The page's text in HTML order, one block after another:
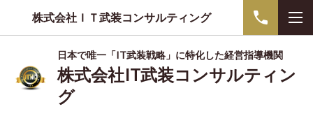
株式会社ＩＴ武装コンサルティング
日本で唯一「IT武装戦略」に特化した経営指導機関
株式会社IT武装コンサルティン
グ